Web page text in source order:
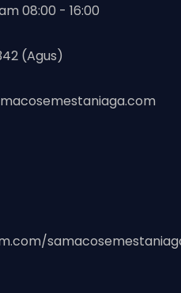
08:00 - 16:00
(Agus)
Kami